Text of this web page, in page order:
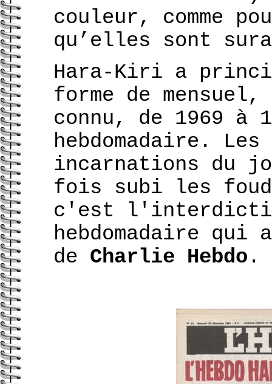
couleur, comme
qu’elles sont
Hara-Kiri a
forme de
connu, de 1969 à
hebdomadaire.
incarnations du
fois subi les
c'est
hebdomadaire
de Charlie Hebdo .